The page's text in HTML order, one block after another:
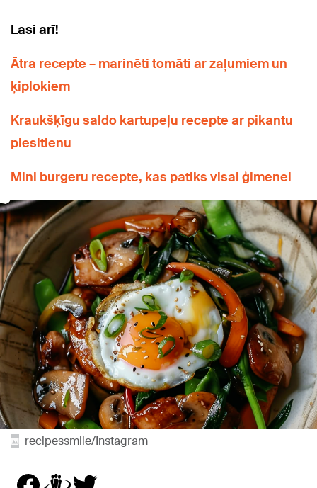
Lasi arī!
Ātra recepte – marinēti tomāti ar zaļumiem un
ķiplokiem
Kraukšķīgu saldo kartupeļu recepte ar pikantu
piesitienu
Mini burgeru recepte, kas patiks visai ģimenei
recipessmile/Instagram